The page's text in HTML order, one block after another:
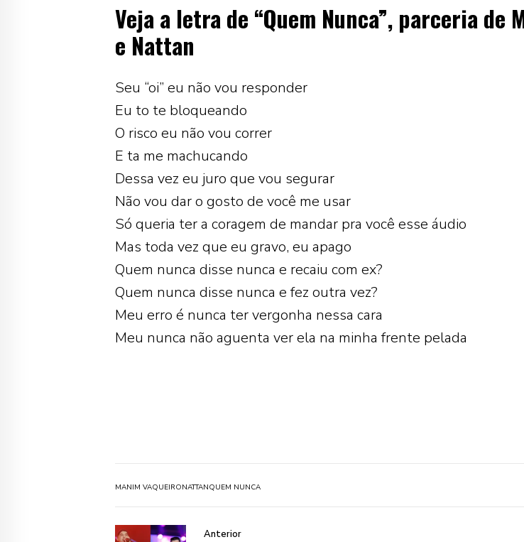
Veja a letra de “Quem Nunca”, parceria de
e Nattan
Seu “oi” eu não vou responder
Eu to te bloqueando
O risco eu não vou correr
E ta me machucando
Dessa vez eu juro que vou segurar
Não vou dar o gosto de você me usar
Só queria ter a coragem de mandar pra você esse áudio
Mas toda vez que eu gravo, eu apago
Quem nunca disse nunca e recaiu com ex?
Quem nunca disse nunca e fez outra vez?
Meu erro é nunca ter vergonha nessa cara
Meu nunca não aguenta ver ela na minha frente pelada
MANIM VAQUEIRONATTANQUEM NUNCA
Anterior